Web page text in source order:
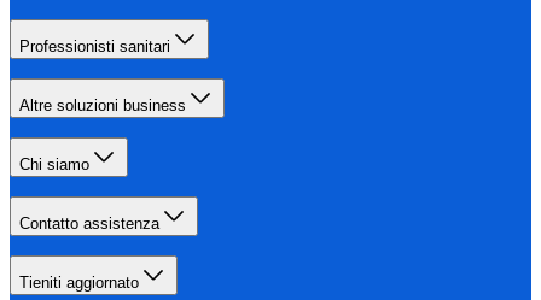
Professionisti sanitari
Altre soluzioni business
Chi siamo
Contatto assistenza
Tieniti aggiornato